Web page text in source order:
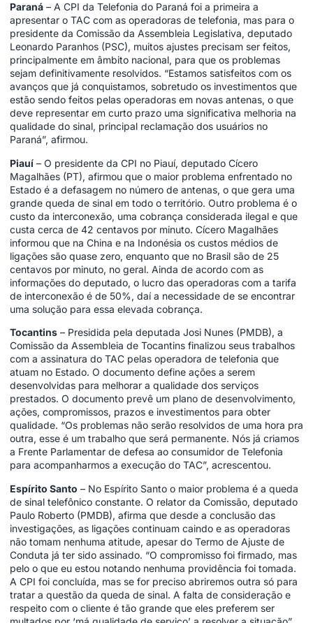
Paraná – A CPI da Telefonia do Paraná foi a primeira a
apresentar o TAC com as operadoras de telefonia, mas para o
presidente da Comissão da Assembleia Legislativa, deputado
Leonardo Paranhos (PSC), muitos ajustes precisam ser feitos,
principalmente em âmbito nacional, para que os problemas
sejam definitivamente resolvidos. “Estamos satisfeitos com os
avanços que já conquistamos, sobretudo os investimentos que
estão sendo feitos pelas operadoras em novas antenas, o que
deve representar em curto prazo uma significativa melhoria na
qualidade do sinal, principal reclamação dos usuários no
Paraná”, afirmou.
Piauí – O presidente da CPI no Piauí, deputado Cícero
Magalhães (PT), afirmou que o maior problema enfrentado no
Estado é a defasagem no número de antenas, o que gera uma
grande queda de sinal em todo o território. Outro problema é o
custo da interconexão, uma cobrança considerada ilegal e que
custa cerca de 42 centavos por minuto. Cícero Magalhães
informou que na China e na Indonésia os custos médios de
ligações são quase zero, enquanto que no Brasil são de 25
centavos por minuto, no geral. Ainda de acordo com as
informações do deputado, o lucro das operadoras com a tarifa
de interconexão é de 50%, daí a necessidade de se encontrar
uma solução para essa elevada cobrança.
Tocantins – Presidida pela deputada Josi Nunes (PMDB), a
Comissão da Assembleia de Tocantins finalizou seus trabalhos
com a assinatura do TAC pelas operadora de telefonia que
atuam no Estado. O documento define ações a serem
desenvolvidas para melhorar a qualidade dos serviços
prestados. O documento prevê um plano de desenvolvimento,
ações, compromissos, prazos e investimentos para obter
qualidade. “Os problemas não serão resolvidos de uma hora pra
outra, esse é um trabalho que será permanente. Nós já criamos
a Frente Parlamentar de defesa ao consumidor de Telefonia
para acompanharmos a execução do TAC”, acrescentou.
Espírito Santo – No Espírito Santo o maior problema é a queda
de sinal telefônico constante. O relator da Comissão, deputado
Paulo Roberto (PMDB), afirma que desde a conclusão das
investigações, as ligações continuam caindo e as operadoras
não tomam nenhuma atitude, apesar do Termo de Ajuste de
Conduta já ter sido assinado. “O compromisso foi firmado, mas
pelo o que eu estou notando nenhuma providência foi tomada.
A CPI foi concluída, mas se for preciso abriremos outra só para
tratar a questão da queda de sinal. A falta de consideração e
respeito com o cliente é tão grande que eles preferem ser